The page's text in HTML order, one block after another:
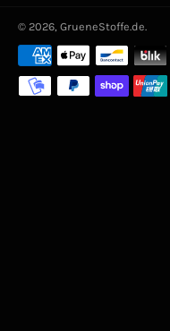
© 2026, GrueneStoffe.de.
Zahlungsarten